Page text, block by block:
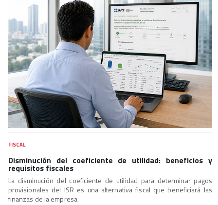
FISCAL
Disminución del coeficiente de utilidad: beneficios y
requisitos fiscales
La disminución del coeficiente de utilidad para determinar pagos
provisionales del ISR es una alternativa fiscal que beneficiará las
finanzas de la empresa.